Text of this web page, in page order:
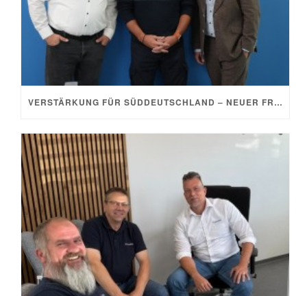
VERSTÄRKUNG FÜR SÜDDEUTSCHLAND – NEUER FRANCHISEPARTNER IN KEMPTEN